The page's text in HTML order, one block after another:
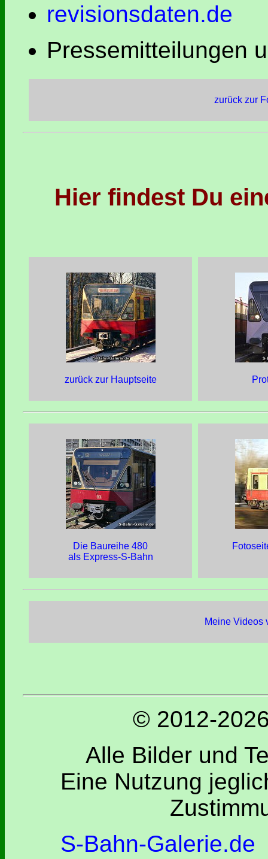
revisionsdaten.de
Pressemitteilungen
zurück zur
Hier findest Du
zurück zur Hauptseite
Die Baureihe 480
als Express-S-Bahn
Meine Videos
© 2012-
Alle Bilder und
Eine Nutzung
S-Bahn-Galerie.de